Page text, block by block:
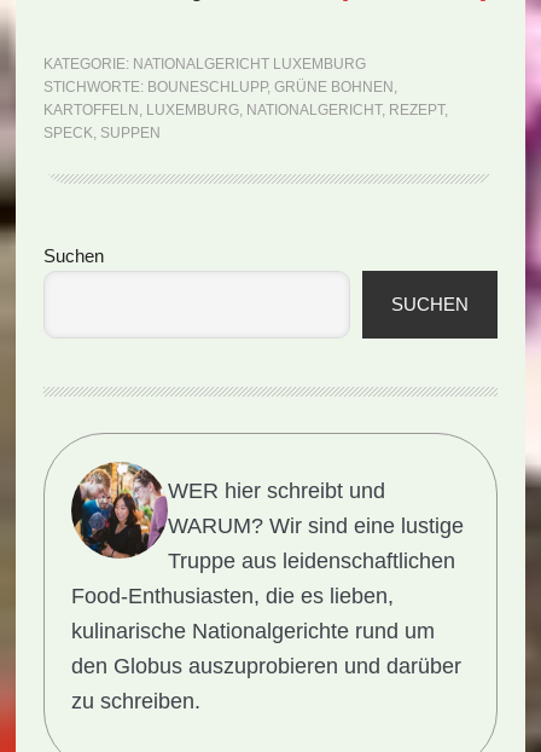
KATEGORIE: NATIONALGERICHT LUXEMBURG
STICHWORTE: BOUNESCHLUPP, GRÜNE BOHNEN ,
KARTOFFELN , LUXEMBURG, NATIONALGERICHT, REZEPT,
SPECK, SUPPEN
Seitenspalte
Suchen
SUCHEN
WER hier schreibt und
WARUM? Wir sind eine lustige
Truppe aus leidenschaftlichen
Food-Enthusiasten, die es lieben,
kulinarische Nationalgerichte rund um
den Globus auszuprobieren und darüber
zu schreiben.